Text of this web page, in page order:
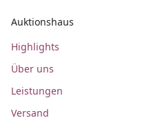
Auktionshaus
Highlights
Über uns
Leistungen
Versand